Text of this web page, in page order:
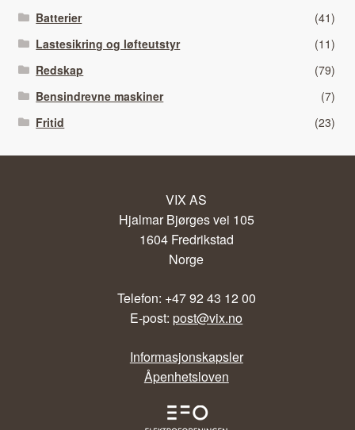
Batterier
(41)
Lastesikring og løfteutstyr
(11)
Redskap
(79)
Bensindrevne maskiner
(7)
Fritid
(23)
VIX AS
Hjalmar Bjørges vei 105
1604 Fredrikstad
Norge
Telefon: +47 92 43 12 00
E-post:post@vix.no
Informasjonskapsler
Åpenhetsloven